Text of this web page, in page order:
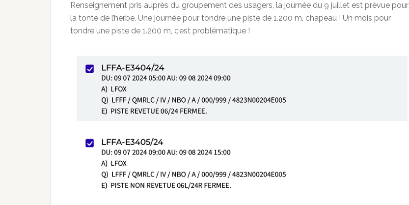
Renseignement pris auprès du groupement des usagers, la journée du 9 juillet est prévue pour
la tonte de l’herbe. Une journée pour tondre une piste de 1.200 m, chapeau ! Un mois pour
tondre une piste de 1.200 m, c’est problématique !